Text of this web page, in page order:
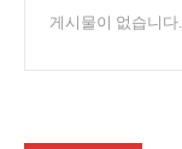
게시물이 없습니다.